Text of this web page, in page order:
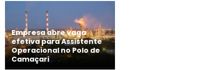
Empresa abre vaga
efetiva para Assistente
Operacional no Polo de
Camaçari